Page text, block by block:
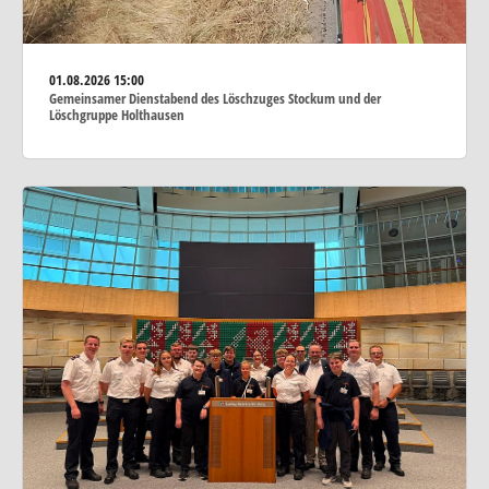
01.08.202615:00
Gemeinsamer Dienstabend des Löschzuges Stockum und der
Löschgruppe Holthausen